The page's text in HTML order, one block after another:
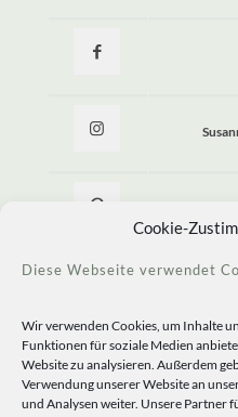
Cookie-
Diese Webseite verwendet
Wir verwenden Cookies, um Inhalte
Funktionen für soziale Medien
Website zu analysieren. Außerdem
Verwendung unserer Website an
und Analysen weiter. Unsere Partner